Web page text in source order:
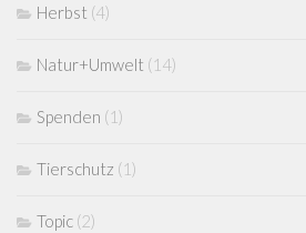
Herbst (4)
Natur+Umwelt (14)
Spenden (1)
Tierschutz (1)
Topic (2)